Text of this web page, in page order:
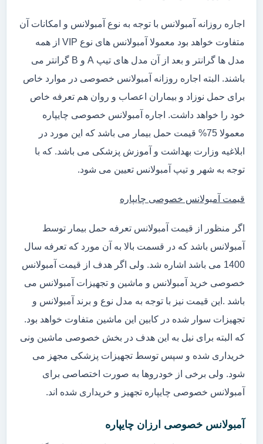
اجاره روزانه آمبولانس با توجه به نوع آمبولانس و امکانات آن
متفاوت خواهد بود معمولا آمبولانس های نوع VIP از همه
مدل ها گرانتر و بعد از آن مدل های تیپ A و B گرانتر می
باشند. البته اجاره روزانه آمبولانس خصوصی در موارد خاص
برای حمل نوزاد و بیماران اعصاب و روان هم تعرفه خاص
خود را خواهد داشت. اجاره آمبولانس خصوصی چایپاره
معمولا 75% قیمت حمل بیمار می باشد که این مورد در
ابلاغیه وزارت بهداشت و آموزش پزشکی می باشد. که با
توجه به شهر و تیپ آمبولانس تعیین می شود.
قیمت آمبولانس خصوصی چایپاره
اگر منظور از قیمت آمبولانس تعرفه حمل بیمار توسط
آمبولانس باشد که در قسمت بالا به آن مورد که تعرفه سال
1400 می باشد اشاره شد. ولی اگر هدف از قیمت آمبولانس
خصوصی خرید آمبولانس و ماشین و تجهیزات آمبولانس می
باشد .این قیمت نیز با توجه به مدل نوع و برند آمبولانس و
تجهیزات سوار شده در کابین این ماشین متفاوت خواهد بود.
که البته برای نیل به این هدف در بخش خصوصی ماشین ونی
خریداری شده و سپس توسط تجهیزات پزشکی مجهز می
شود. ولی برخی از خودروها به صورت اختصاصی برای
آمبولانس خصوصی چایپاره تجهیز و خریداری شده اند.
آمبولانس خصوصی ارزان چایپاره